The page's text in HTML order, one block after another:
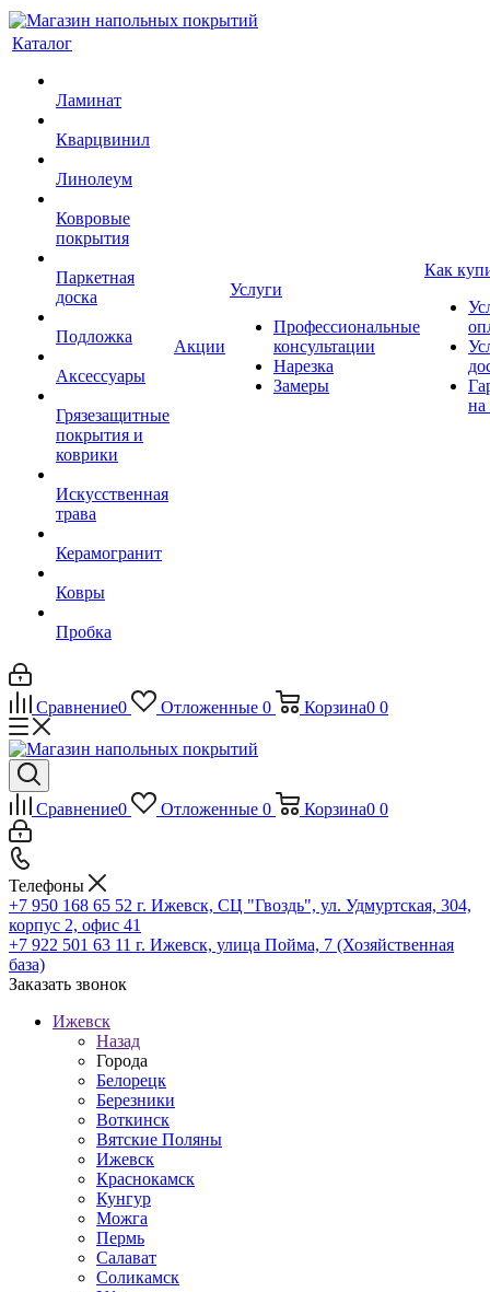
Каталог
Ламинат
Кварцвинил
Линолеум
Ковровые
покрытия
Паркетная
доска
Подложка
Аксессуары
Грязезащитные
покрытия и
коврики
Искусственная
трава
Керамогранит
Ковры
Пробка
Акции
Услуги
Профессиональные
консультации
Нарезка
Замеры
Как
на
Сравнение0 Отложенные 0 Корзина0 0
Сравнение0 Отложенные 0 Корзина0 0
Телефоны
+7 950 168 65 52 г. Ижевск, СЦ "Гвоздь", ул. Удмуртская, 304,
корпус 2, офис 41
+7 922 501 63 11 г. Ижевск, улица Пойма, 7 (Хозяйственная
база)
Заказать звонок
Ижевск
Назад
Города
Белорецк
Березники
Воткинск
Вятские Поляны
Ижевск
Краснокамск
Кунгур
Можга
Пермь
Салават
Соликамск